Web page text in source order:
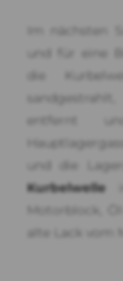
Im nächsten
und für eine
die
entfernt
und die
Kurbelwelle
Motorblock,
alte Lack vom